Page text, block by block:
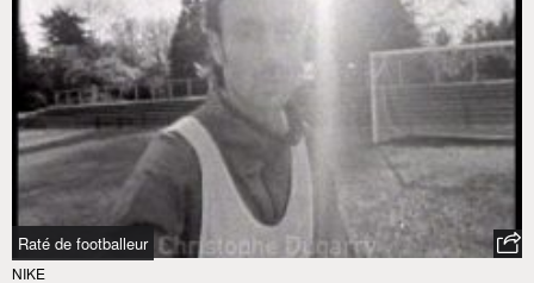
Raté de footballeur
NIKE